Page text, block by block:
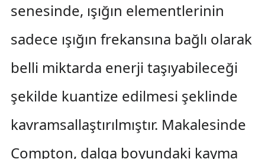
senesinde, ışığın elementlerinin
sadece ışığın frekansına bağlı olarak
belli miktarda enerji taşıyabileceği
şekilde kuantize edilmesi şeklinde
kavramsallaştırılmıştır. Makalesinde
Compton, dalga boyundaki kayma